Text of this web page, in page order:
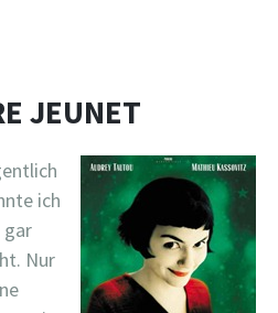
JEUNET
ich
gar
Nur